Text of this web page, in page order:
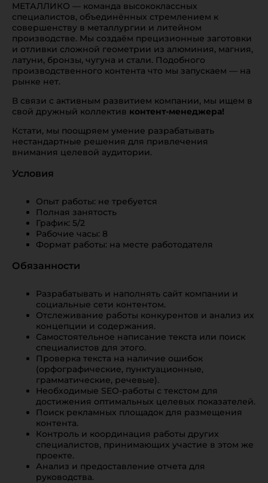
МЕТАЛЛИКО — команда высококлассных
специалистов, объединённых стремлением к
совершенству в металлургии и литейном
производстве. Мы создаём прецизионные заготовки
и отливки сложной геометрии из алюминия, магния,
латуни, бронзы, чугуна и стали. Подобного
производственного контента что мы запускаем — на
рынке нет.
В связи с активным развитием компании, мы ищем в
свой дружный коллектив контент-менеджера!
Кстати, мы поощряем умение разрабатывать
нестандартные решения для привлечения
внимания целевой аудитории.
Условия
Опыт работы: не требуется
Полная занятость
График: 5/2
Рабочие часы: 8
Формат работы: на месте работодателя
Обязанности
Разрабатывать и наполнять сайт компании и
социальные сети контентом.
Отслеживание работы конкурентов и анализ их
концепции и содержания.
Самостоятельное написание текста или поиск
специалистов для этого.
Проверка текста на наличие ошибок
(орфографические, пунктуационные,
грамматические, речевые).
Необходимые SEO-работы с текстом для
достижения оптимальных целевых показателей.
Поиск рекламных площадок для размещения
контента.
Контроль и координация работы других
специалистов, принимающих участие в этом же
проекте.
Анализ и предоставление отчета для
руководства.